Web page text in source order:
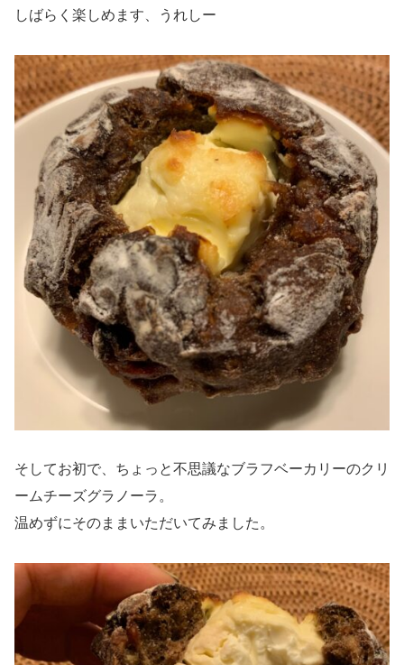
しばらく楽しめます、うれしー
そしてお初で、ちょっと不思議なブラフベーカリーのクリ
ームチーズグラノーラ。
温めずにそのままいただいてみました。